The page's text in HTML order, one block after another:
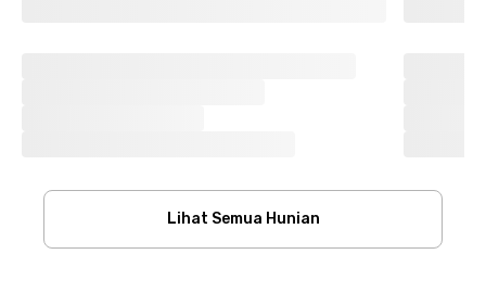
Lihat Semua Hunian